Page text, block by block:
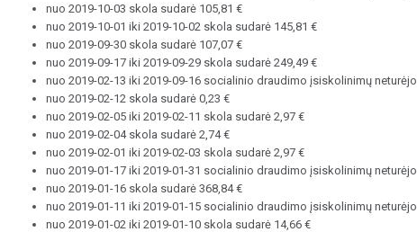
nuo 2019-10-03 skola sudarė 105,81 €
nuo 2019-10-01 iki 2019-10-02 skola sudarė 145,81 €
nuo 2019-09-30 skola sudarė 107,07 €
nuo 2019-09-17 iki 2019-09-29 skola sudarė 249,49 €
nuo 2019-02-13 iki 2019-09-16 socialinio draudimo įsiskolinimų neturėjo.
nuo 2019-02-12 skola sudarė 0,23 €
nuo 2019-02-05 iki 2019-02-11 skola sudarė 2,97 €
nuo 2019-02-04 skola sudarė 2,74 €
nuo 2019-02-01 iki 2019-02-03 skola sudarė 2,97 €
nuo 2019-01-17 iki 2019-01-31 socialinio draudimo įsiskolinimų neturėjo.
nuo 2019-01-16 skola sudarė 368,84 €
nuo 2019-01-11 iki 2019-01-15 socialinio draudimo įsiskolinimų neturėjo.
nuo 2019-01-02 iki 2019-01-10 skola sudarė 14,66 €